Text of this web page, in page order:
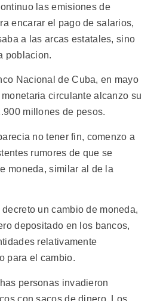
las emisiones de
encarar el pago de salarios,
a las arcas estatales, sino
poblacion.
Nacional de Cuba, en mayo
circulante alcanzo su
millones de pesos.
no tener fin, comenzo a
rumores de que se
moneda, similar al de la
un cambio de moneda,
depositado en los bancos,
relativamente
para el cambio.
personas invadieron
con sacos de dinero. Los